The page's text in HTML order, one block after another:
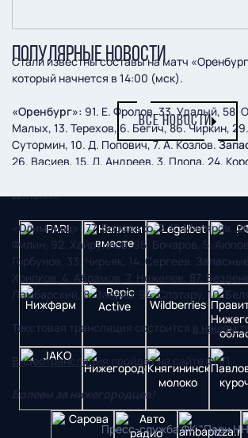
Стали известны составы на матч
который начнется в 14:00 (мск).
«Оренбург»: 91. Е. Фролов, 33. Удалый, 58.
Малых, 13. Терехов, 6. Бегич, 86. Чиркин,
Сутормин, 10. Д. Попович, 7. А. Козлов.
26. Васиев, 15. Д. Андреев, 3. Плопа, 24.
Делькин.
«Олимпиец»: 77. Бородько, 2. К. Маляров,
Филин, 92. Хайруллов, 95. Бочаров, 5.
Горбунов, 33. Чирьяк, 14. Сергеев.
Хрипков, 4. Абрамов, 7. Нежелев, 87.
Ламбарский, 8. Заерко, 94. Спэтару, 10.
Текстовая трансляция состоится в нашем
Видеотрансляция пройдет на сайте ФНЛ.
Болеем за нижегородцев!
Пресс-служба ФК "Пари
ПОПУЛЯРНЫЕ НОВОСТИ
ВСЕ НОВОСТИ